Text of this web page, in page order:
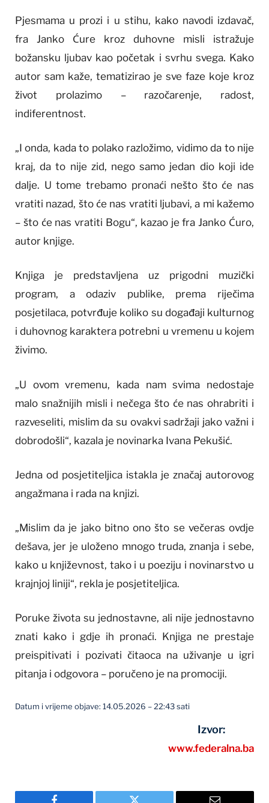
Pjesmama u prozi i u stihu, kako navodi izdavač,
fra Janko Ćure kroz duhovne misli istražuje
božansku ljubav kao početak i svrhu svega. Kako
autor sam kaže, tematizirao je sve faze koje kroz
život prolazimo – razočarenje, radost,
indiferentnost.
„I onda, kada to polako razložimo, vidimo da to nije
kraj, da to nije zid, nego samo jedan dio koji ide
dalje. U tome trebamo pronaći nešto što će nas
vratiti nazad, što će nas vratiti ljubavi, a mi kažemo
– što će nas vratiti Bogu“, kazao je fra Janko Ćuro,
autor knjige.
Knjiga je predstavljena uz prigodni muzički
program, a odaziv publike, prema riječima
posjetilaca, potvrđuje koliko su događaji kulturnog
i duhovnog karaktera potrebni u vremenu u kojem
živimo.
„U ovom vremenu, kada nam svima nedostaje
malo snažnijih misli i nečega što će nas ohrabriti i
razveseliti, mislim da su ovakvi sadržaji jako važni i
dobrodošli“, kazala je novinarka Ivana Pekušić.
Jedna od posjetiteljica istakla je značaj autorovog
angažmana i rada na knjizi.
„Mislim da je jako bitno ono što se večeras ovdje
dešava, jer je uloženo mnogo truda, znanja i sebe,
kako u književnost, tako i u poeziju i novinarstvo u
krajnjoj liniji“, rekla je posjetiteljica.
Poruke života su jednostavne, ali nije jednostavno
znati kako i gdje ih pronaći. Knjiga ne prestaje
preispitivati i pozivati čitaoca na uživanje u igri
pitanja i odgovora – poručeno je na promociji.
Datum i vrijeme objave: 14.05.2026 – 22:43 sati
Izvor:
www.federalna.ba